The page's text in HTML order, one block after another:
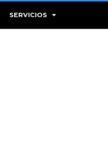
SERVICIOS